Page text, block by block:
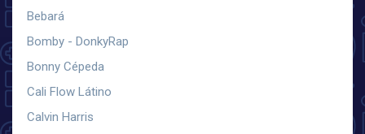
Bebará
Bomby - DonkyRap
Bonny Cépeda
Cali Flow Látino
Calvin Harris